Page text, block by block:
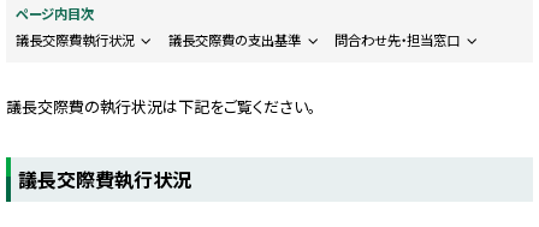
a
g
C
C
o
ページ内目次
議長交際費執行状況
議長交際費の支出基準 問合わせ先・担当窓口
議長交際費の執行状況は下記をご覧ください。
議長交際費執行状況